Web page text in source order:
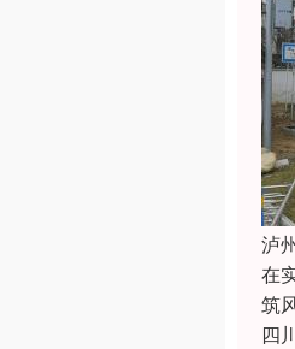
泸
在
筑
四